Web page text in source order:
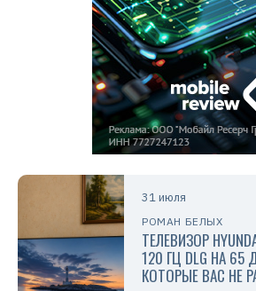
31 июля
РОМАН БЕЛЫХ
ТЕЛЕВИЗОР
120 ГЦ DLG НА
КОТОРЫЕ ВАС НЕ